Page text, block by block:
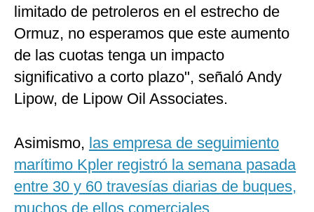
limitado de petroleros en el estrecho de
Ormuz, no esperamos que este aumento
de las cuotas tenga un impacto
significativo a corto plazo", señaló Andy
Lipow, de Lipow Oil Associates.
Asimismo, las empresa de seguimiento
marítimo Kpler registró la semana pasada
entre 30 y 60 travesías diarias de buques,
muchos de ellos comerciales.